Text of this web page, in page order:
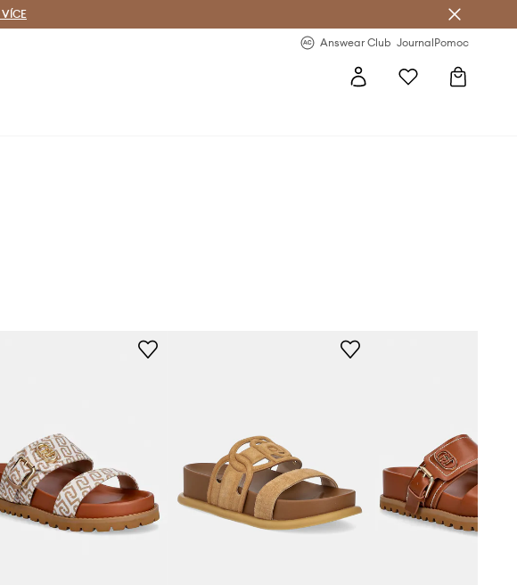
VÍCE
Answear Club JournalPomoc